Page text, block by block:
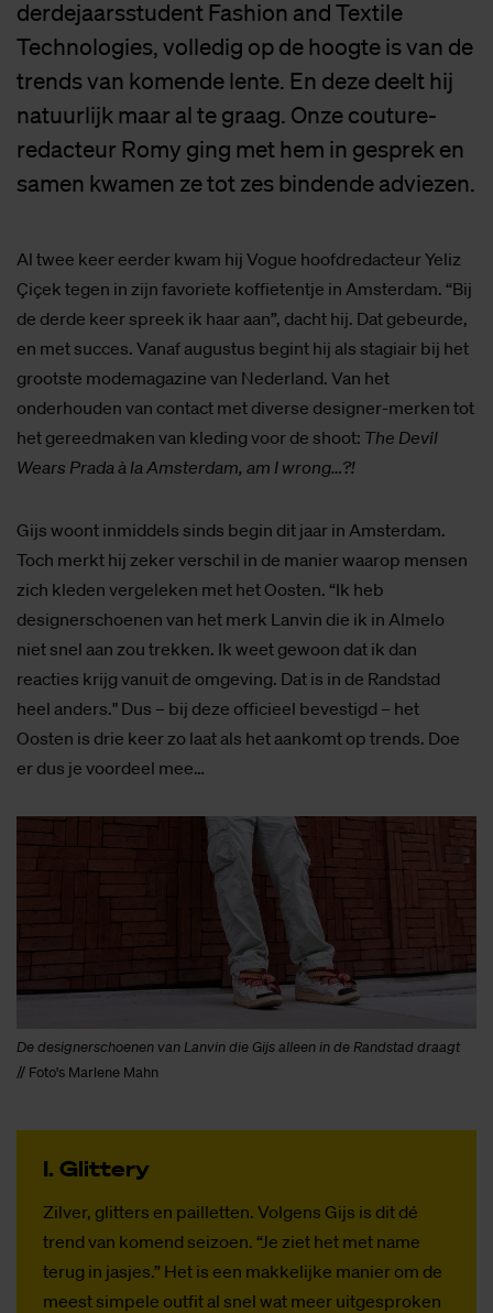
derdejaarsstudent Fashion and Textile
Technologies, volledig op de hoogte is van de
trends van komende lente. En deze deelt hij
natuurlijk maar al te graag. Onze couture-
redacteur Romy ging met hem in gesprek en
samen kwamen ze tot zes bindende adviezen.
Al twee keer eerder kwam hij Vogue hoofdredacteur Yeliz
Çiçek tegen in zijn favoriete koffietentje in Amsterdam. “Bij
de derde keer spreek ik haar aan”, dacht hij. Dat gebeurde,
en met succes. Vanaf augustus begint hij als stagiair bij het
grootste modemagazine van Nederland. Van het
onderhouden van contact met diverse designer-merken tot
het gereedmaken van kleding voor de shoot: The Devil
Wears Prada à la Amsterdam, am I wrong…?!
Gijs woont inmiddels sinds begin dit jaar in Amsterdam.
Toch merkt hij zeker verschil in de manier waarop mensen
zich kleden vergeleken met het Oosten. “Ik heb
designerschoenen van het merk Lanvin die ik in Almelo
niet snel aan zou trekken. Ik weet gewoon dat ik dan
reacties krijg vanuit de omgeving. Dat is in de Randstad
heel anders." Dus – bij deze officieel bevestigd – het
Oosten is drie keer zo laat als het aankomt op trends. Doe
er dus je voordeel mee…
De designerschoenen van Lanvin die Gijs alleen in de Randstad draagt
// Foto's Marlene Mahn
I. Glit­tery
Zilver, glitters en pailletten. Volgens Gijs is dit dé
trend van komend seizoen. “Je ziet het met name
terug in jasjes.” Het is een makkelijke manier om de
meest simpele outfit al snel wat meer uitgesproken